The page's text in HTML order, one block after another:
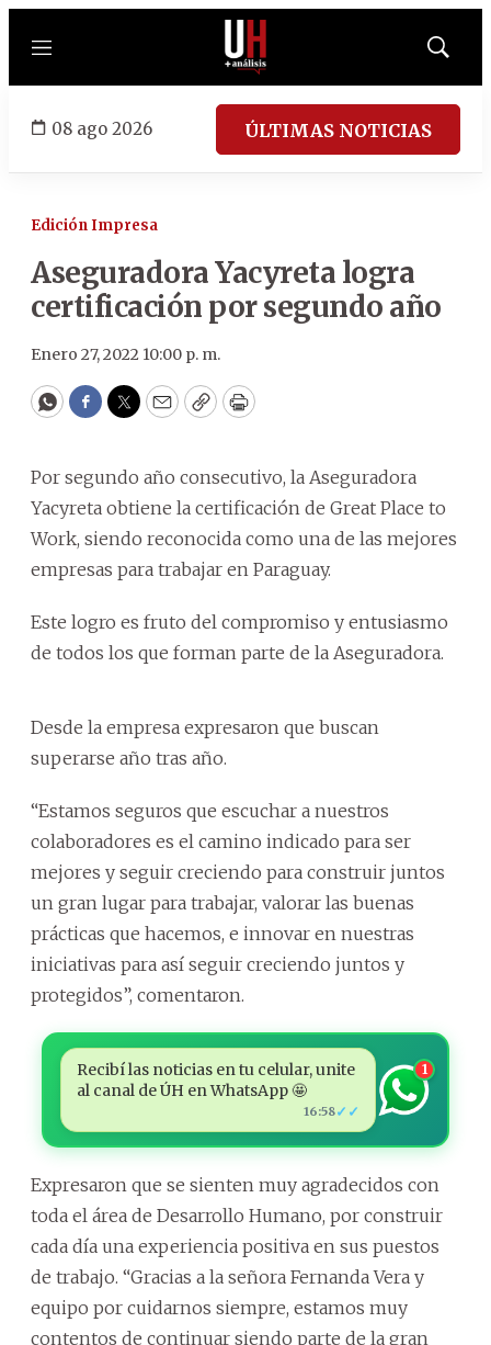
Menú
Mostrar
08 ago 2026 ÚLTIMAS NOTICIAS
Edición Impresa
Aseguradora Yacyreta logra
certificación por segundo año
Enero 27, 2022 10:00 p. m.
WhatsApp
Facebook
Twitter
EmailCopyPrint
Por segundo año consecutivo, la Aseguradora
Yacyreta obtiene la certificación de Great Place to
Work, siendo reconocida como una de las mejores
empresas para trabajar en Paraguay.
Este logro es fruto del compromiso y entusiasmo
de todos los que forman parte de la Aseguradora.
Desde la empresa expresaron que buscan
superarse año tras año.
“Estamos seguros que escuchar a nuestros
colaboradores es el camino indicado para ser
mejores y seguir creciendo para construir juntos
un gran lugar para trabajar, valorar las buenas
prácticas que hacemos, e innovar en nuestras
iniciativas para así seguir creciendo juntos y
protegidos”, comentaron.
Recibí las noticias en tu celular, unite
al canal de ÚH en WhatsApp 🤩
16:58✓✓
1
Expresaron que se sienten muy agradecidos con
toda el área de Desarrollo Humano, por construir
cada día una experiencia positiva en sus puestos
de trabajo. “Gracias a la señora Fernanda Vera y
equipo por cuidarnos siempre, estamos muy
contentos de continuar siendo parte de la gran